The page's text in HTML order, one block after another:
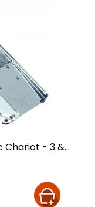
Chariot - 3 &...